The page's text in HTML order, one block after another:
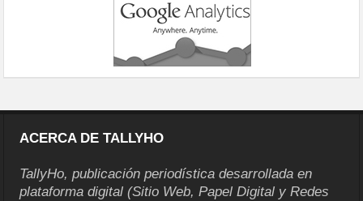
ACERCA DE TALLYHO
TallyHo, publicación periodística desarrollada en
plataforma digital (Sitio Web, Papel Digital y Redes